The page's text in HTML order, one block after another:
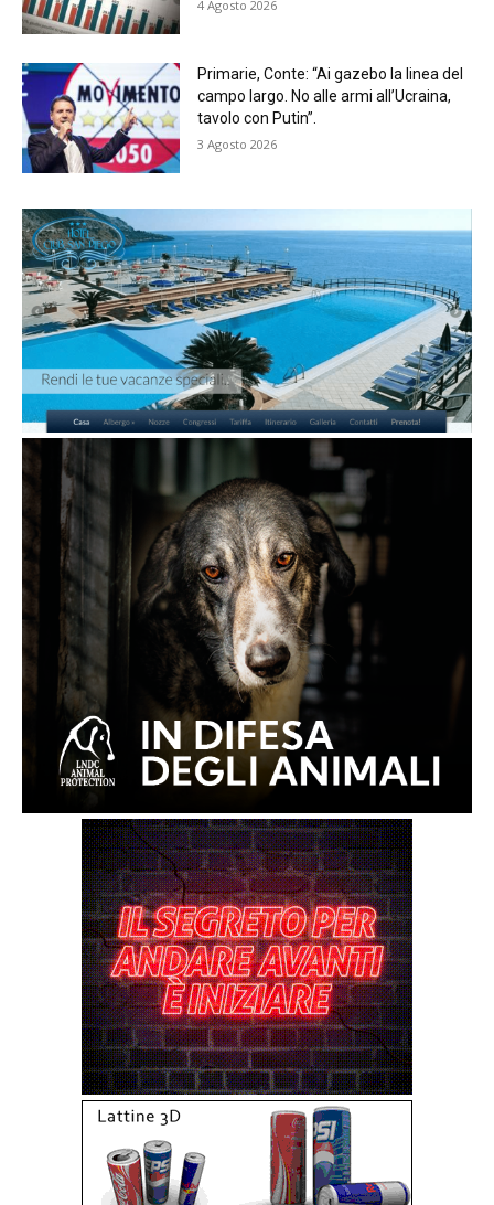
4 Agosto 2026
Primarie, Conte: “Ai gazebo la linea del
campo largo. No alle armi all’Ucraina,
tavolo con Putin”.
3 Agosto 2026